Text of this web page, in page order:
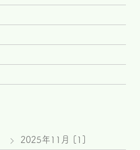
2025年11月 [1]